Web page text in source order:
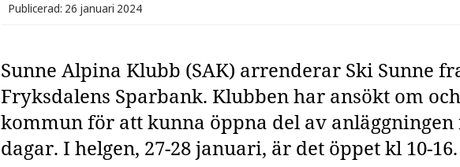
Publicerad: 26 januari 2024
Sunne Alpina Klubb (SAK) arrenderar Ski Sunne
Fryksdalens Sparbank. Klubben har ansökt om
kommun för att kunna öppna del av
dagar. I helgen, 27-28 januari, är det öppet kl 10-16.